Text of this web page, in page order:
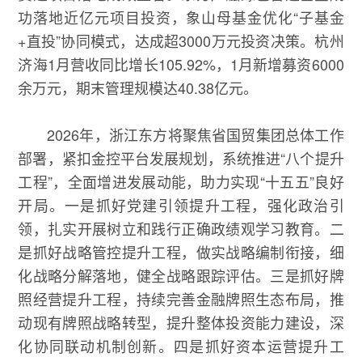
功落地近亿元项目投资，象山母基金优化“子基金
+直投”协同模式，达成超3000万元投资决策。杭州
济海1月营收同比增长105.92%，1月新增募资6000
余万元，期末管理规模达40.38亿元。
2026年，浙江东方将聚焦省国贸集团总体工作
部署，紧扣金控平台发展规划，系统推进“八个提升
工程”，全面增进发展动能，助力实现“十五五”良好
开局。一是抓好党建引领提升工程，强化政治引
领，扎实开展树立和践行正确政绩观学习教育。二
是抓好战略管控提升工程，做实战略编制衔接，细
化战略分解落地，健全战略跟踪评估。三是抓好牌
照经营提升工程，持续完善金融牌照生态布局，推
动现有牌照战略转型，提升整体投资能力建设，深
化协同联动机制创新。四是抓好资本运营提升工